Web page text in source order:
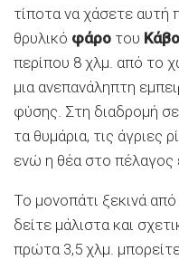
τίποτα να χάσετε αυτή
θρυλικό φάρο του
περίπου 8 χλμ. από το
μια ανεπανάληπτη
φύσης. Στη διαδρομή
τα θυμάρια, τις άγριες
ενώ η θέα στο πέλαγος
Το μονοπάτι ξεκινά
δείτε μάλιστα και
πρώτα 3,5 χλμ.